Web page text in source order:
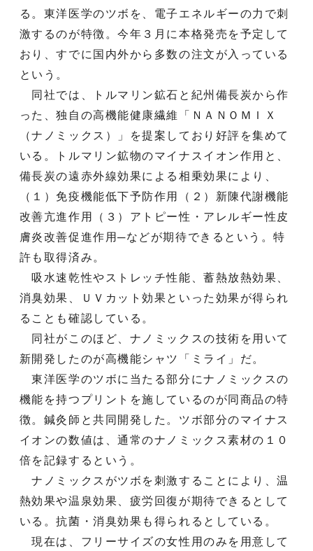
る。東洋医学のツボを、電子エネルギーの力で刺
激するのが特徴。今年３月に本格発売を予定して
おり、すでに国内外から多数の注文が入っている
という。
同社では、トルマリン鉱石と紀州備長炭から作
った、独自の高機能健康繊維「ＮＡＮＯＭＩＸ
（ナノミックス）」を提案しており好評を集めて
いる。トルマリン鉱物のマイナスイオン作用と、
備長炭の遠赤外線効果による相乗効果により、
（１）免疫機能低下予防作用（２）新陳代謝機能
改善亢進作用（３）アトピー性・アレルギー性皮
膚炎改善促進作用─などが期待できるという。特
許も取得済み。
吸水速乾性やストレッチ性能、蓄熱放熱効果、
消臭効果、ＵＶカット効果といった効果が得られ
ることも確認している。
同社がこのほど、ナノミックスの技術を用いて
新開発したのが高機能シャツ「ミライ」だ。
東洋医学のツボに当たる部分にナノミックスの
機能を持つプリントを施しているのが同商品の特
徴。鍼灸師と共同開発した。ツボ部分のマイナス
イオンの数値は、通常のナノミックス素材の１０
倍を記録するという。
ナノミックスがツボを刺激することにより、温
熱効果や温泉効果、疲労回復が期待できるとして
いる。抗菌・消臭効果も得られるとしている。
現在は、フリーサイズの女性用のみを用意して